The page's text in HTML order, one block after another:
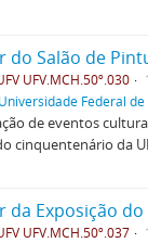
UFV.MCH.50º.030
Universidade Federal de
de eventos
cinquentenário da
UFV.MCH.50º.037